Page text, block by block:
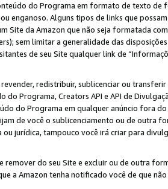
do Programa em formato de texto
enganoso. Alguns tipos de links que
Site da Amazon que não seja formatada
sem limitar a generalidade das
de seu Site qualquer link de
revender, redistribuir, sublicenciar ou
do Programa, Creators API e API de
do Programa em qualquer anúncio fora
de você o sublicenciamento ou de outra
jurídica, tampouco você irá criar para
remover do seu Site e excluir ou de outra
a Amazon tenha notificado você de que